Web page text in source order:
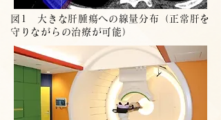
図1 大きな肝腫瘍への線量分布（正常肝を
守りながらの治療が可能）